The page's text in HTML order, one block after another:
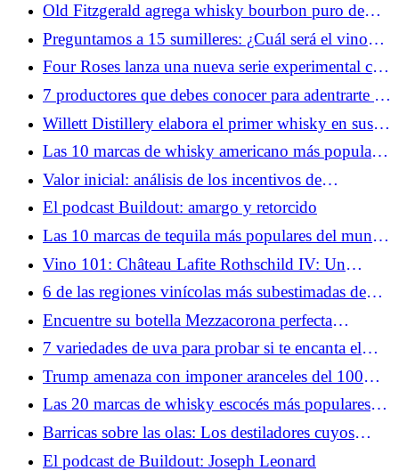
Old Fitzgerald agrega whisky bourbon puro de
Kentucky de 10 años a su serie de decantadores
embotellados en Bond
Preguntamos a 15 sumilleres: ¿Cuál será el vino
del verano? (2026)
Four Roses lanza una nueva serie experimental con
bourbon japonés Mizunara añejado en roble
7 productores que debes conocer para adentrarte en
Rioja
Willett Distillery elabora el primer whisky en sus
nuevas instalaciones en Kentucky
Las 10 marcas de whisky americano más populares
del mundo para 2026
Valor inicial: análisis de los incentivos de
bienvenida y las ventajas de contratación de las
soluciones de crédito digital
El podcast Buildout: amargo y retorcido
Las 10 marcas de tequila más populares del mundo
para 2026
Vino 101: Château Lafite Rothschild IV: Un
legado sellado
6 de las regiones vinícolas más subestimadas de
California (MAP)
Encuentre su botella Mezzacorona perfecta
(infografía)
7 variedades de uva para probar si te encanta el
Sauvignon Blanc
Trump amenaza con imponer aranceles del 100%
al vino y el champán franceses, Macron se resiste
Las 20 marcas de whisky escocés más populares
del mundo para 2026
Barricas sobre las olas: Los destiladores cuyos
almacenes están en mar abierto
El podcast de Buildout: Joseph Leonard